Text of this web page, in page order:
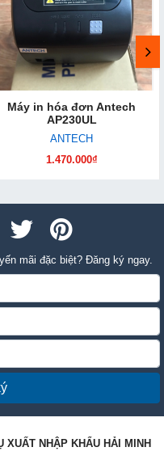
Máy in hóa đơn Antech
AP230UL
ANTECH
1.470.000₫
mãi đặc biệt? Đăng ký ngay.
XUẤT NHẬP KHẨU HẢI MINH